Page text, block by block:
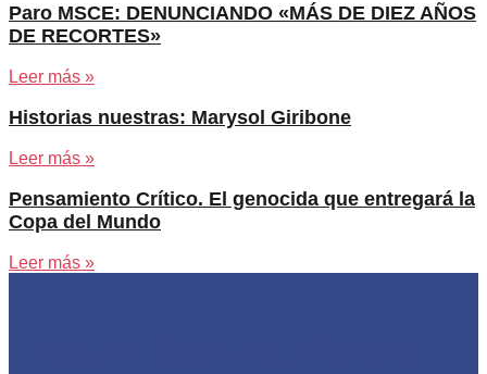
Paro MSCE: DENUNCIANDO «MÁS DE DIEZ AÑOS
DE RECORTES»
Leer más »
Historias nuestras: Marysol Giribone
Leer más »
Pensamiento Crítico. El genocida que entregará la
Copa del Mundo
Leer más »